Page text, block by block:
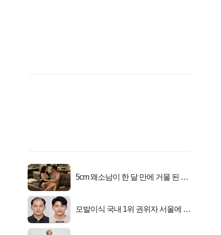
5cm 왜소남이 한 달 만에 거물 된 사
모발이식 국내 1위 권위자 서울에 있